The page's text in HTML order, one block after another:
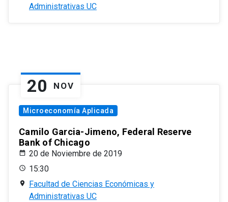
Administrativas UC
20 NOV
Microeconomía Aplicada
Camilo Garcia-Jimeno, Federal Reserve
Bank of Chicago
20 de Noviembre de 2019
15:30
Facultad de Ciencias Económicas y
Administrativas UC